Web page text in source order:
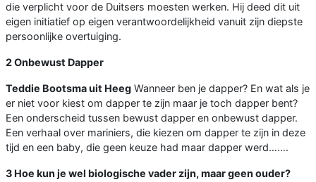
die verplicht voor de Duitsers moesten werken. Hij deed dit uit
eigen initiatief op eigen verantwoordelijkheid vanuit zijn diepste
persoonlijke overtuiging.
2 Onbewust Dapper
Teddie Bootsma uit Heeg Wanneer ben je dapper? En wat als je
er niet voor kiest om dapper te zijn maar je toch dapper bent?
Een onderscheid tussen bewust dapper en onbewust dapper.
Een verhaal over mariniers, die kiezen om dapper te zijn in deze
tijd en een baby, die geen keuze had maar dapper werd…….
3 Hoe kun je wel biologische vader zijn, maar geen ouder?